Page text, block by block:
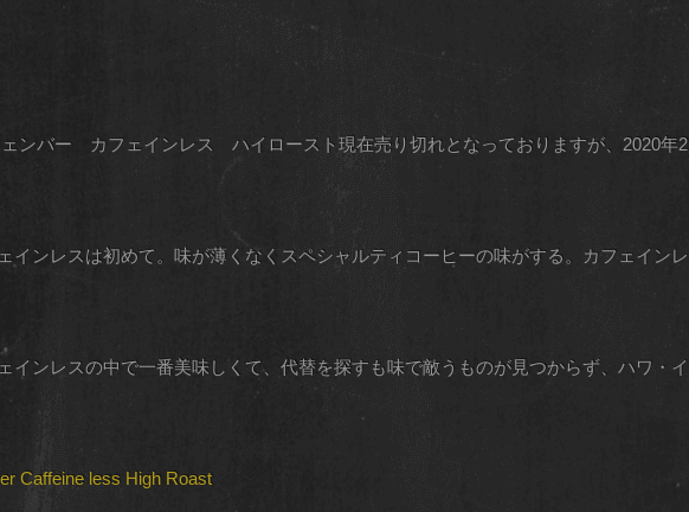
ンバー カフェインレス ハイロースト現在売り切れとなっておりますが、2020年
インレスは初めて。味が薄くなくスペシャルティコーヒーの味がする。カフェイン
インレスの中で一番美味しくて、代替を探すも味で敵うものが見つからず、ハワ・
Caffeine less High Roast